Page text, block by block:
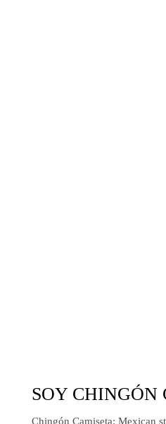
SOY CHINGÓN
Chingón Camiseta: Mexican